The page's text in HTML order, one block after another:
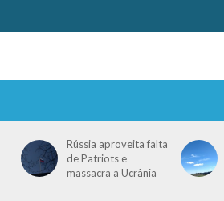
Rússia aproveita falta
de Patriots e
massacra a Ucrânia